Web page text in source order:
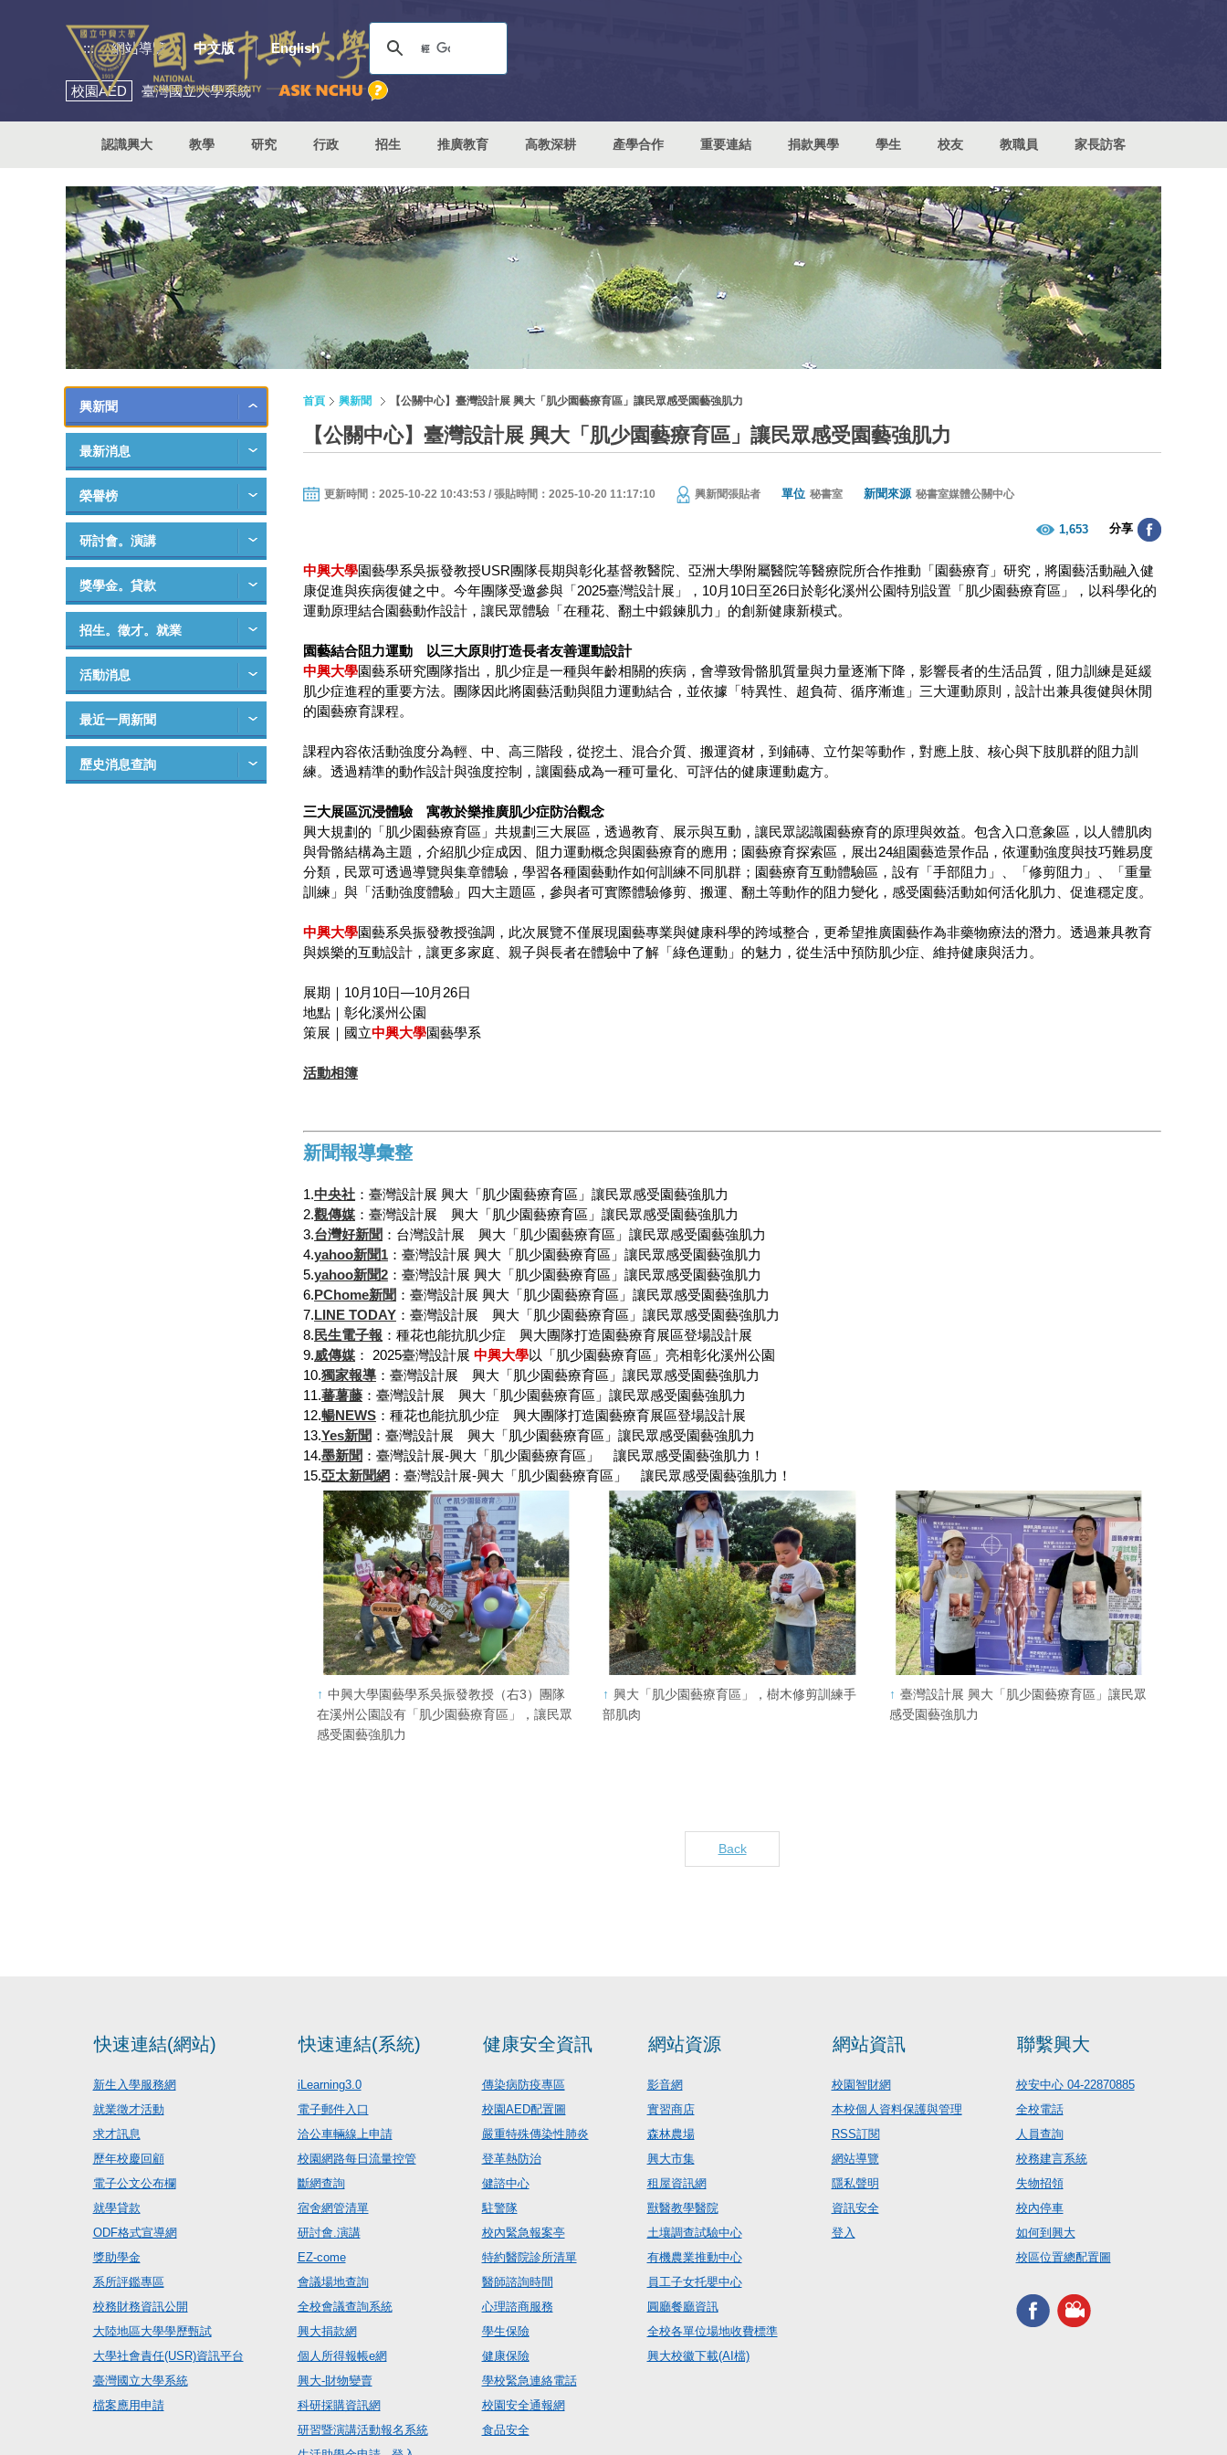
::: 網站導覽 中文版 English
校園AED 臺灣國立大學系統
認識興大 教學 研究 行政 招生 推廣教育 高教深耕 產學合作 重要連結 捐款興學 學生 校友 教職員 家長訪客
興新聞
最新消息
榮譽榜
研討會。演講
獎學金。貸款
招生。徵才。就業
活動消息
最近一周新聞
歷史消息查詢
首頁 興新聞 【公關中心】臺灣設計展 興大「肌少園藝療育區」讓民眾感受園藝強肌力
【公關中心】臺灣設計展 興大「肌少園藝療育區」讓民眾感受園藝強肌力
更新時間：2025-10-22 10:43:53 / 張貼時間：2025-10-20 11:17:10 興新聞張貼者 單位 秘書室 新聞來源 秘書室媒體公關中心
1,653 分享
中興大學園藝學系吳振發教授USR團隊長期與彰化基督教醫院、亞洲大學附屬醫院等醫療院所合作推動「園藝療育」研究，將園藝活動融入健
康促進與疾病復健之中。今年團隊受邀參與「2025臺灣設計展」，10月10日至26日於彰化溪州公園特別設置「肌少園藝療育區」，以科學化的
運動原理結合園藝動作設計，讓民眾體驗「在種花、翻土中鍛鍊肌力」的創新健康新模式。
園藝結合阻力運動 以三大原則打造長者友善運動設計
中興大學園藝系研究團隊指出，肌少症是一種與年齡相關的疾病，會導致骨骼肌質量與力量逐漸下降，影響長者的生活品質，阻力訓練是延緩
肌少症進程的重要方法。團隊因此將園藝活動與阻力運動結合，並依據「特異性、超負荷、循序漸進」三大運動原則，設計出兼具復健與休閒
的園藝療育課程。
課程內容依活動強度分為輕、中、高三階段，從挖土、混合介質、搬運資材，到鋪磚、立竹架等動作，對應上肢、核心與下肢肌群的阻力訓
練。透過精準的動作設計與強度控制，讓園藝成為一種可量化、可評估的健康運動處方。
三大展區沉浸體驗 寓教於樂推廣肌少症防治觀念
興大規劃的「肌少園藝療育區」共規劃三大展區，透過教育、展示與互動，讓民眾認識園藝療育的原理與效益。包含入口意象區，以人體肌肉
與骨骼結構為主題，介紹肌少症成因、阻力運動概念與園藝療育的應用；園藝療育探索區，展出24組園藝造景作品，依運動強度與技巧難易度
分類，民眾可透過導覽與集章體驗，學習各種園藝動作如何訓練不同肌群；園藝療育互動體驗區，設有「手部阻力」、「修剪阻力」、「重量
訓練」與「活動強度體驗」四大主題區，參與者可實際體驗修剪、搬運、翻土等動作的阻力變化，感受園藝活動如何活化肌力、促進穩定度。
中興大學園藝系吳振發教授強調，此次展覽不僅展現園藝專業與健康科學的跨域整合，更希望推廣園藝作為非藥物療法的潛力。透過兼具教育
與娛樂的互動設計，讓更多家庭、親子與長者在體驗中了解「綠色運動」的魅力，從生活中預防肌少症、維持健康與活力。
展期｜10月10日—10月26日
地點｜彰化溪州公園
策展｜國立中興大學園藝學系
活動相簿
新聞報導彙整
1.中央社 ：臺灣設計展 興大「肌少園藝療育區」讓民眾感受園藝強肌力
2.觀傳媒 ：臺灣設計展 興大「肌少園藝療育區」讓民眾感受園藝強肌力
3.台灣好新聞 ：台灣設計展 興大「肌少園藝療育區」讓民眾感受園藝強肌力
4.yahoo新聞1 ：臺灣設計展 興大「肌少園藝療育區」讓民眾感受園藝強肌力
5.yahoo新聞2 ：臺灣設計展 興大「肌少園藝療育區」讓民眾感受園藝強肌力
6.PChome新聞 ：臺灣設計展 興大「肌少園藝療育區」讓民眾感受園藝強肌力
7.LINE TODAY ：臺灣設計展 興大「肌少園藝療育區」讓民眾感受園藝強肌力
8. 民生電子報 ：種花也能抗肌少症 興大團隊打造園藝療育展區登場設計展
9.威傳媒 ： 2025臺灣設計展 中興大學以「肌少園藝療育區」亮相彰化溪州公園
10.獨家報導 ：臺灣設計展 興大「肌少園藝療育區」讓民眾感受園藝強肌力
11.蕃薯藤 ：臺灣設計展 興大「肌少園藝療育區」讓民眾感受園藝強肌力
12.暢NEWS ：種花也能抗肌少症 興大團隊打造園藝療育展區登場設計展
13.Yes新聞 ：臺灣設計展 興大「肌少園藝療育區」讓民眾感受園藝強肌力
14.墨新聞 ：臺灣設計展-興大「肌少園藝療育區」 讓民眾感受園藝強肌力！
15.亞太新聞網 ：臺灣設計展-興大「肌少園藝療育區」 讓民眾感受園藝強肌力！
中興大學園藝學系吳振發教授（右3）團隊
在溪州公園設有「肌少園藝療育區」，讓民眾
感受園藝強肌力
興大「肌少園藝療育區」，樹木修剪訓練手
部肌肉
臺灣設計展 興大「肌少園藝療育區」讓民眾
感受園藝強肌力
Back
快速連結(網站)
新生入學服務網
就業徵才活動
求才訊息
歷年校慶回顧
電子公文公布欄
就學貸款
ODF格式宣導網
獎助學金
系所評鑑專區
校務財務資訊公開
大陸地區大學學歷甄試
大學社會責任(USR)資訊平台
臺灣國立大學系統
檔案應用申請
快速連結(系統)
iLearning3.0
電子郵件入口
洽公車輛線上申請
校園網路每日流量控管
斷網查詢
宿舍網管清單
研討會.演講
EZ-come
會議場地查詢
全校會議查詢系統
興大捐款網
個人所得報帳e網
興大-財物變賣
科研採購資訊網
研習暨演講活動報名系統
健康安全資訊
傳染病防疫專區
校園AED配置圖
嚴重特殊傳染性肺炎
登革熱防治
健諮中心
駐警隊
校內緊急報案亭
特約醫院診所清單
醫師諮詢時間
心理諮商服務
學生保險
健康保險
學校緊急連絡電話
校園安全通報網
食品安全
網站資源
影音網
實習商店
森林農場
興大市集
租屋資訊網
獸醫教學醫院
土壤調查試驗中心
有機農業推動中心
員工子女托嬰中心
圓廳餐廳資訊
全校各單位場地收費標準
興大校徽下載(AI檔)
網站資訊
校園智財網
本校個人資料保護與管理
RSS訂閱
網站導覽
隱私聲明
資訊安全
登入
聯繫興大
校安中心 04-22870885
全校電話
人員查詢
校務建言系統
失物招領
校內停車
如何到興大
校區位置總配置圖